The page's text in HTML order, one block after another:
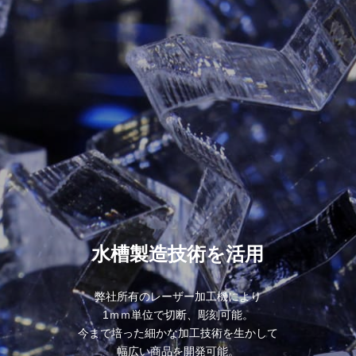
水槽製造技術を活用
弊社所有のレーザー加工機により
1ｍｍ単位で切断、彫刻可能。
今まで培った細かな加工技術を生かして
幅広い商品を開発可能。